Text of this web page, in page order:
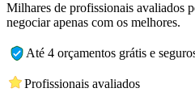
Milhares de profissionais avaliados
negociar apenas com os melhores.
Até 4 orçamentos grátis e
Profissionais avaliados